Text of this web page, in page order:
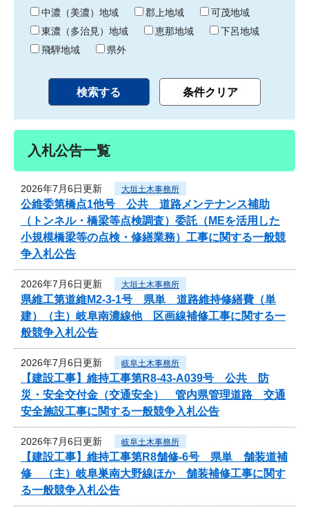
中濃（美濃）地域
郡上地域
可茂地域
東濃（多治見）地域
恵那地域
下呂地域
飛騨地域
県外
入札公告一覧
2026年7月6日更新 大垣土木事務所
公維委第橋点1他号 公共 道路メンテナンス補助
（トンネル・橋梁等点検調査）委託（MEを活用した
小規模橋梁等の点検・修繕業務）工事に関する一般競
争入札公告
2026年7月6日更新 大垣土木事務所
県維工第道維M2-3-1号 県単 道路維持修繕費（単
建）（主）岐阜南濃線他 区画線補修工事に関する一
般競争入札公告
2026年7月6日更新 岐阜土木事務所
【建設工事】維持工事第R8-43-A039号 公共 防
災・安全交付金（交通安全） 管内県管理道路 交通
安全施設工事に関する一般競争入札公告
2026年7月6日更新 岐阜土木事務所
【建設工事】維持工事第R8舗修-6号 県単 舗装道補
修 （主）岐阜巣南大野線ほか 舗装補修工事に関す
る一般競争入札公告